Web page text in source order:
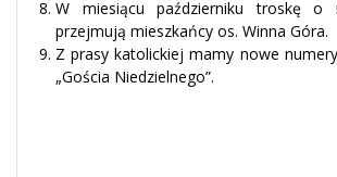
W miesiącu październiku troskę o
przejmują mieszkańcy os. Winna Góra.
Z prasy katolickiej mamy nowe
„Gościa Niedzielnego”.